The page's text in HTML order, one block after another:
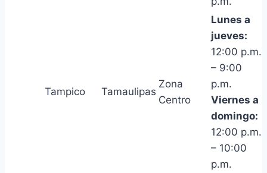
Tampico Tamaulipas
Zona
Centro
Lunes a
jueves:
12:00 p.m.
– 9:00
p.m.
Viernes a
domingo:
12:00 p.m.
– 10:00
p.m.